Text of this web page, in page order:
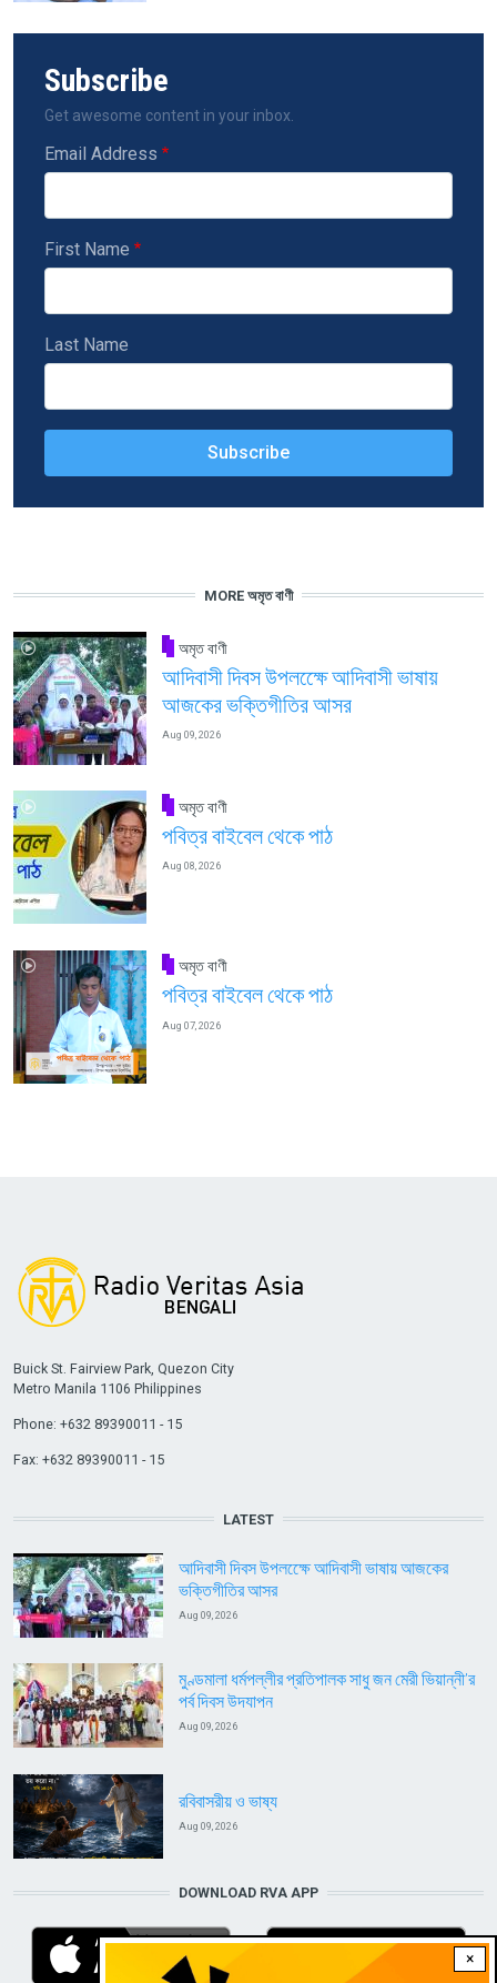
Subscribe
Get awesome content in your inbox.
Email Address
First Name
Last Name
MORE অমৃত বাণী
অমৃত বাণী
আদিবাসী দিবস উপলক্ষেে আদিবাসী ভাষায়
আজকের ভক্তিগীতির আসর
Aug 09, 2026
অমৃত বাণী
পবিত্র বাইবেল থেকে পাঠ
Aug 08, 2026
অমৃত বাণী
পবিত্র বাইবেল থেকে পাঠ
Aug 07, 2026
×
Buick St. Fairview Park, Quezon City
Metro Manila 1106 Philippines
Phone: +632 89390011 - 15
Fax: +632 89390011 - 15
LATEST
আদিবাসী দিবস উপলক্ষেে আদিবাসী ভাষায় আজকের
ভক্তিগীতির আসর
Aug 09, 2026
মুণ্ডমালা ধর্মপল্লীর প্রতিপালক সাধু জন মেরী ভিয়ান্নী’র
পর্ব দিবস উদযাপন
Aug 09, 2026
রবিবাসরীয় ও ভাষ্য
Aug 09, 2026
DOWNLOAD RVA APP